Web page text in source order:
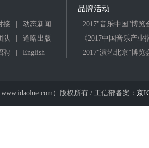
接
动态新闻
队
道略出版
聘 English
品牌活动
2017"音乐中国"博览
《2017中国音乐产业
2017“演艺北京”博览
）版权所有 / 工信部备案： 京